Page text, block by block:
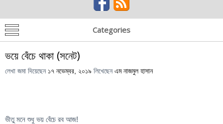
Categories
ভয়ে বেঁচে থাকা (সনেট)
লেখা জমা দিয়েছেন ১৭ নভেম্বর, ২০১৯ লিখেছেন এম নাজমুল হাসান
ভীতু মনে শুধু ভয় বেঁচে রব আজ!